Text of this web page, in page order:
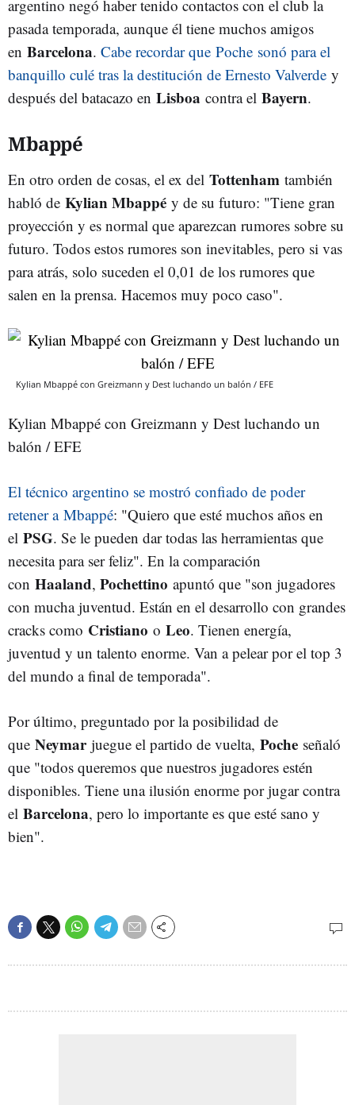
argentino negó haber tenido contactos con el club la
pasada temporada, aunque él tiene muchos amigos
en Barcelona. Cabe recordar que Poche sonó para el
banquillo culé tras la destitución de Ernesto Valverde y
después del batacazo en Lisboa contra el Bayern.
Mbappé
En otro orden de cosas, el ex del Tottenham también
habló de Kylian Mbappé y de su futuro: "Tiene gran
proyección y es normal que aparezcan rumores sobre su
futuro. Todos estos rumores son inevitables, pero si vas
para atrás, solo suceden el 0,01 de los rumores que
salen en la prensa. Hacemos muy poco caso".
Kylian Mbappé con Greizmann y Dest luchando un balón / EFE
Kylian Mbappé con Greizmann y Dest luchando un
balón / EFE
El técnico argentino se mostró confiado de poder
retener a Mbappé: "Quiero que esté muchos años en
el PSG. Se le pueden dar todas las herramientas que
necesita para ser feliz". En la comparación
con Haaland, Pochettino apuntó que "son jugadores
con mucha juventud. Están en el desarrollo con grandes
cracks como Cristiano o Leo. Tienen energía,
juventud y un talento enorme. Van a pelear por el top 3
del mundo a final de temporada".
Por último, preguntado por la posibilidad de
que Neymar juegue el partido de vuelta, Poche señaló
que "todos queremos que nuestros jugadores estén
disponibles. Tiene una ilusión enorme por jugar contra
el Barcelona, pero lo importante es que esté sano y
bien".